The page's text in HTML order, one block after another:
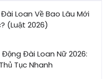
Loan Về Bao Lâu Mới
(Luật 2026)
Động Đài Loan Nữ 2026:
Tục Nhanh